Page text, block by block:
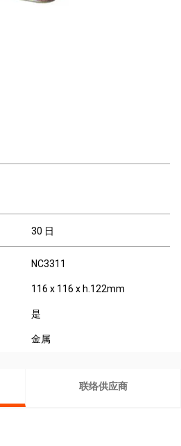
30 日
NC3311
116 x 116 x h.122mm
是
金属
联络供应商